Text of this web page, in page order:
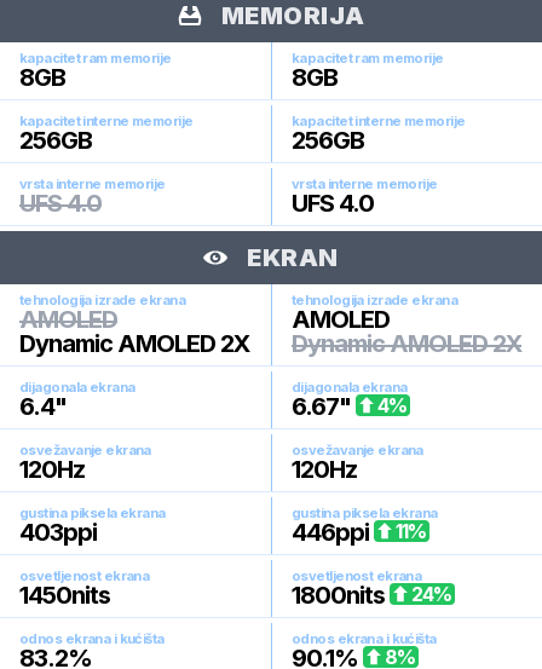
MEMORIJA
kapacitet ram memorije
8GB
kapacitet ram memorije
8GB
kapacitet interne memorije
256GB
kapacitet interne memorije
256GB
vrsta interne memorije
UFS 4.0
vrsta interne memorije
UFS 4.0
EKRAN
tehnologija izrade ekrana
AMOLED
Dynamic AMOLED 2X
tehnologija izrade ekrana
AMOLED
Dynamic AMOLED 2X
dijagonala ekrana
6.4"
dijagonala ekrana
6.67" 4%
osvežavanje ekrana
120Hz
osvežavanje ekrana
120Hz
gustina piksela ekrana
403ppi
gustina piksela ekrana
446ppi 11%
osvetljenost ekrana
1450nits
osvetljenost ekrana
1800nits 24%
odnos ekrana i kućišta
83.2%
odnos ekrana i kućišta
90.1% 8%